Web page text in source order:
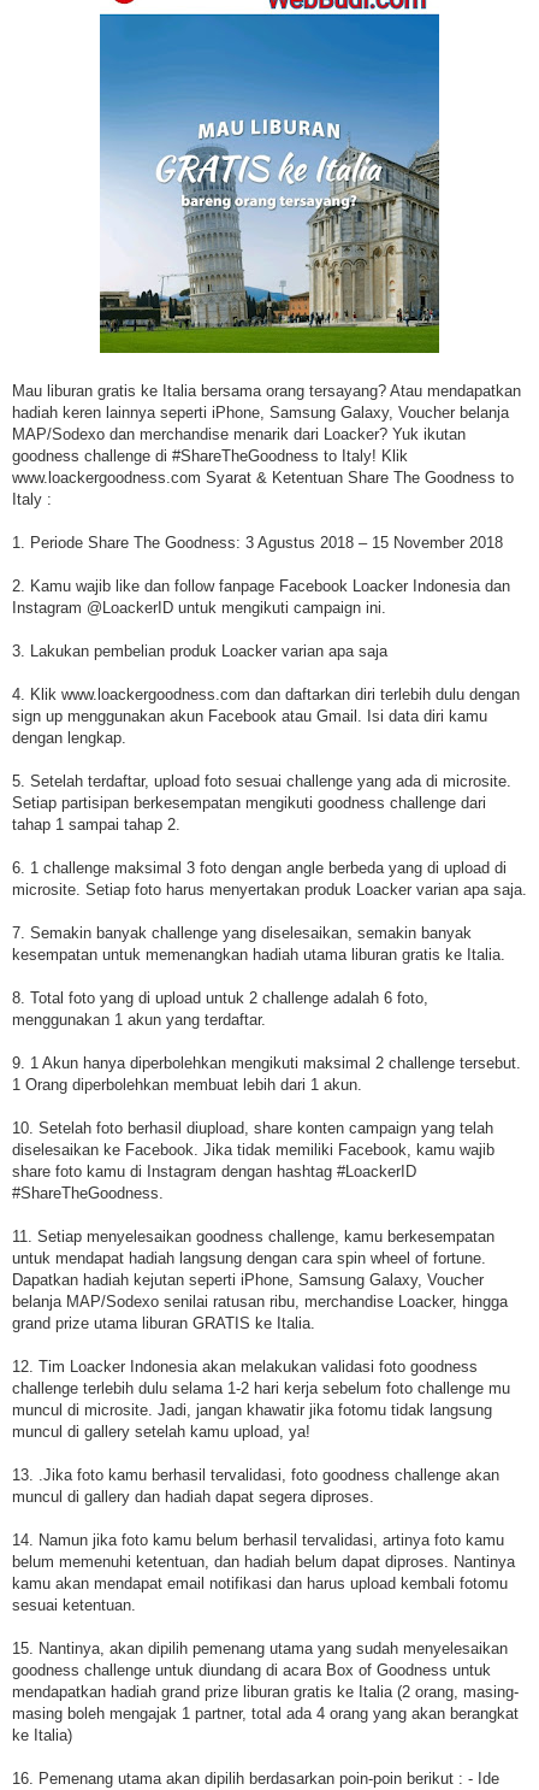
Mau liburan gratis ke Italia bersama orang tersayang? Atau mendapatkan
hadiah keren lainnya seperti iPhone, Samsung Galaxy, Voucher belanja
MAP/Sodexo dan merchandise menarik dari Loacker? Yuk ikutan
goodness challenge di #ShareTheGoodness to Italy! Klik
www.loackergoodness.com Syarat & Ketentuan Share The Goodness to
Italy :
1. Periode Share The Goodness: 3 Agustus 2018 – 15 November 2018
2. Kamu wajib like dan follow fanpage Facebook Loacker Indonesia dan
Instagram @LoackerID untuk mengikuti campaign ini.
3. Lakukan pembelian produk Loacker varian apa saja
4. Klik www.loackergoodness.com dan daftarkan diri terlebih dulu dengan
sign up menggunakan akun Facebook atau Gmail. Isi data diri kamu
dengan lengkap.
5. Setelah terdaftar, upload foto sesuai challenge yang ada di microsite.
Setiap partisipan berkesempatan mengikuti goodness challenge dari
tahap 1 sampai tahap 2.
6. 1 challenge maksimal 3 foto dengan angle berbeda yang di upload di
microsite. Setiap foto harus menyertakan produk Loacker varian apa saja.
7. Semakin banyak challenge yang diselesaikan, semakin banyak
kesempatan untuk memenangkan hadiah utama liburan gratis ke Italia.
8. Total foto yang di upload untuk 2 challenge adalah 6 foto,
menggunakan 1 akun yang terdaftar.
9. 1 Akun hanya diperbolehkan mengikuti maksimal 2 challenge tersebut.
1 Orang diperbolehkan membuat lebih dari 1 akun.
10. Setelah foto berhasil diupload, share konten campaign yang telah
diselesaikan ke Facebook. Jika tidak memiliki Facebook, kamu wajib
share foto kamu di Instagram dengan hashtag #LoackerID
#ShareTheGoodness.
11. Setiap menyelesaikan goodness challenge, kamu berkesempatan
untuk mendapat hadiah langsung dengan cara spin wheel of fortune.
Dapatkan hadiah kejutan seperti iPhone, Samsung Galaxy, Voucher
belanja MAP/Sodexo senilai ratusan ribu, merchandise Loacker, hingga
grand prize utama liburan GRATIS ke Italia.
12. Tim Loacker Indonesia akan melakukan validasi foto goodness
challenge terlebih dulu selama 1-2 hari kerja sebelum foto challenge mu
muncul di microsite. Jadi, jangan khawatir jika fotomu tidak langsung
muncul di gallery setelah kamu upload, ya!
13. .Jika foto kamu berhasil tervalidasi, foto goodness challenge akan
muncul di gallery dan hadiah dapat segera diproses.
14. Namun jika foto kamu belum berhasil tervalidasi, artinya foto kamu
belum memenuhi ketentuan, dan hadiah belum dapat diproses. Nantinya
kamu akan mendapat email notifikasi dan harus upload kembali fotomu
sesuai ketentuan.
15. Nantinya, akan dipilih pemenang utama yang sudah menyelesaikan
goodness challenge untuk diundang di acara Box of Goodness untuk
mendapatkan hadiah grand prize liburan gratis ke Italia (2 orang, masing-
masing boleh mengajak 1 partner, total ada 4 orang yang akan berangkat
ke Italia)
16. Pemenang utama akan dipilih berdasarkan poin-poin berikut : - Ide